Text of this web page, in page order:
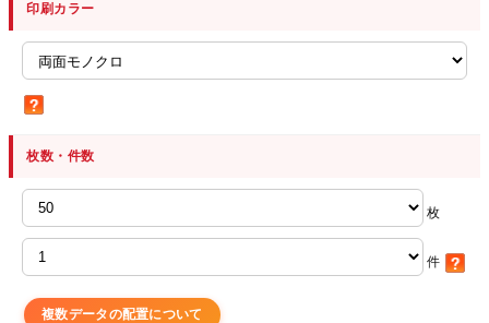
印刷カラー
枚数・件数
枚
件
複数データの配置について